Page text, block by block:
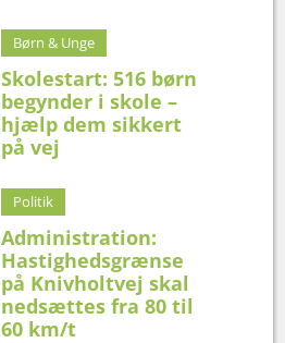
Børn & Unge
Skolestart: 516 børn
begynder i skole –
hjælp dem sikkert
på vej
Politik
Administration:
Hastighedsgrænse
på Knivholtvej skal
nedsættes fra 80 til
60 km/t